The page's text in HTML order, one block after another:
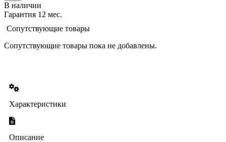
В наличии
Гарантия 12 мес.
Сопутствующие товары
Сопутствующие товары пока не добавлены.
Характеристики
Описание